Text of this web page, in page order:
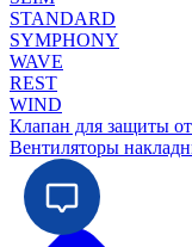
STANDARD
SYMPHONY
WAVE
REST
WIND
Клапан для защиты
Вентиляторы